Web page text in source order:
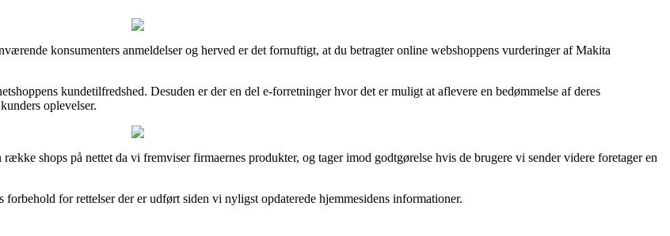
konsumenters anmeldelser og herved er det fornuftigt, at du betragter online webshoppens vurderinger af Makita
kundetilfredshed. Desuden er der en del e-forretninger hvor det er muligt at aflevere en bedømmelse af deres
oplevelser.
shops på nettet da vi fremviser firmaernes produkter, og tager imod godtgørelse hvis de brugere vi sender videre foretager en
for rettelser der er udført siden vi nyligst opdaterede hjemmesidens informationer.